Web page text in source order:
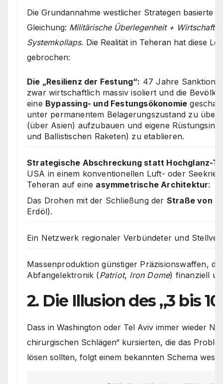
Die Grundannahme westlicher Strategen basierte
Gleichung: Militärische Überlegenheit +
Systemkollaps. Die Realität in Teheran hat diese
gebrochen:
Die „Resilienz der Festung“: 47 Jahre
zwar wirtschaftlich massiv isoliert und die
eine Bypassing- und Festungsökonomie
unter permanentem Belagerungszustand zu
(über Asien) aufzubauen und eigene
und Ballistischen Raketen) zu etablieren.
Strategische Abschreckung statt Hochglanz-
USA in einem konventionellen Luft- oder
Teheran auf eine asymmetrische Architektur:
Das Drohen mit der Schließung der Straße von
Erdöl).
Ein Netzwerk regionaler Verbündeter und
Massenproduktion günstiger Präzisionswaffen,
Abfangelektronik (Patriot, Iron Dome) finanziell
2. Die Illusion des „3 bis
Dass in Washington oder Tel Aviv immer wieder
chirurgischen Schlägen“ kursierten, die das
lösen sollten, folgt einem bekannten Schema